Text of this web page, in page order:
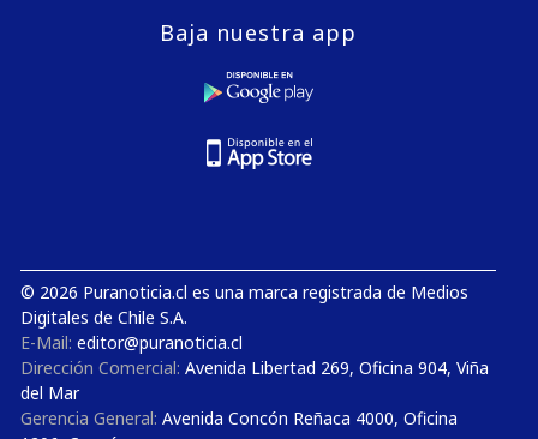
Baja nuestra app
© 2026 Puranoticia.cl es una marca registrada de Medios
Digitales de Chile S.A.
E-Mail: editor@puranoticia.cl
Dirección Comercial: Avenida Libertad 269, Oficina 904, Viña
del Mar
Gerencia General: Avenida Concón Reñaca 4000, Oficina